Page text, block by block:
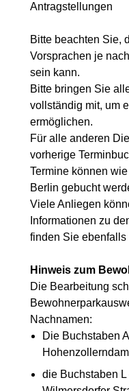
Antragstellungen
Bitte beachten Sie,
Vorsprachen je
sein kann.
Bitte bringen Sie
vollständig mit, um
ermöglichen.
Für alle anderen
vorherige
Termine können
Berlin gebucht
Viele Anliegen
Informationen zu
finden Sie
Hinweis zum
Die Bearbeitung
Nachnamen:
Die Buchstaben
die Buchstaben